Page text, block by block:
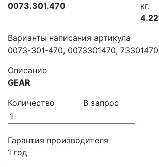
0073.301.470
кг.
4.22
Варианты написания артикула
0073-301-470, 0073301470, 73301470
Описание
GEAR
Количество
В запрос
Гарантия производителя
1 год